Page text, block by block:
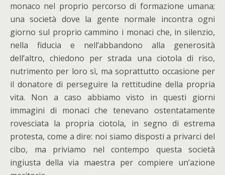
monaco nel proprio percorso di formazione umana;
una società dove la gente normale incontra ogni
giorno sul proprio cammino i monaci che, in silenzio,
nella fiducia e nell’abbandono alla generosità
dell’altro, chiedono per strada una ciotola di riso,
nutrimento per loro sì, ma soprattutto occasione per
il donatore di perseguire la rettitudine della propria
vita. Non a caso abbiamo visto in questi giorni
immagini di monaci che tenevano ostentatamente
rovesciata la propria ciotola, in segno di estrema
protesta, come a dire: noi siamo disposti a privarci del
cibo, ma priviamo nel contempo questa società
ingiusta della via maestra per compiere un’azione